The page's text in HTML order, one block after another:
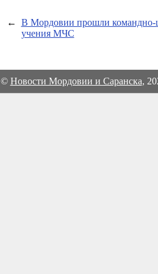
←
В Мордовии прошли командно-
учения МЧС
© Новости Мордовии и Саранска,